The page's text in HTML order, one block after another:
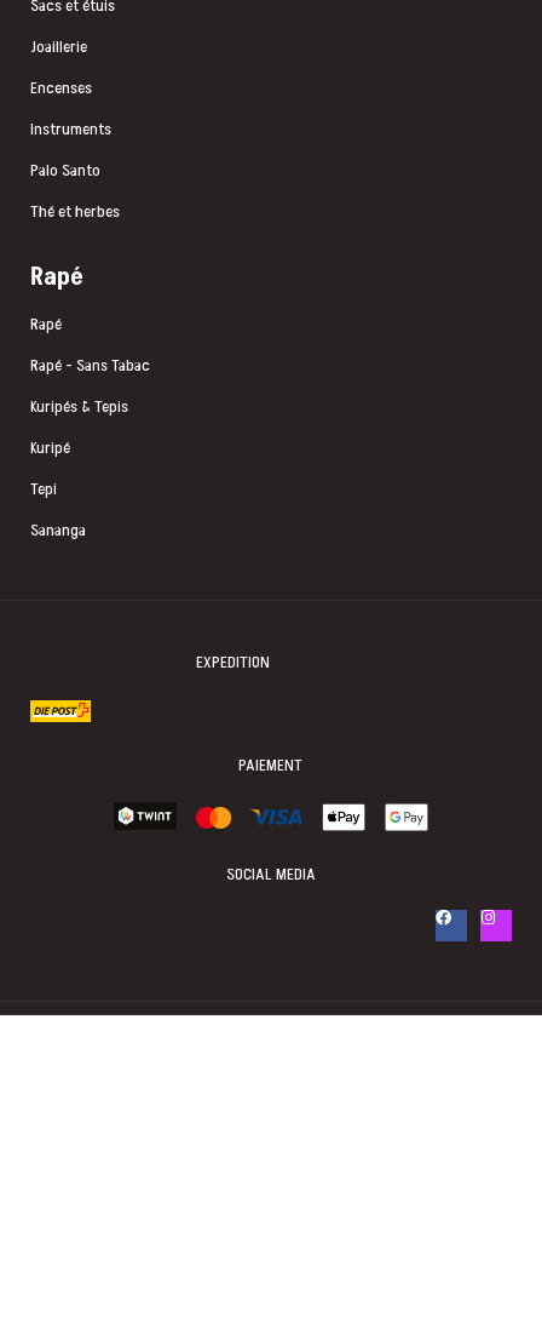
Sacs et étuis
Joaillerie
Encenses
Instruments
Palo Santo
Thé et herbes
Rapé
Rapé
Rapé - Sans Tabac
Kuripés & Tepis
Kuripé
Tepi
Sananga
EXPEDITION
PAIEMENT
SOCIAL MEDIA